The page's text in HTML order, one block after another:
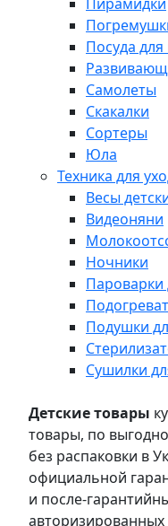
Посуда для
Самолеты
Скакалки
Сортеры
Юла
Техника для
Весы
Видеоняни
Ночники
Пароварки
Подушки
Сушилки
Детские товары
товары, по
без распаковки в
официальной
и после-
авторизированных